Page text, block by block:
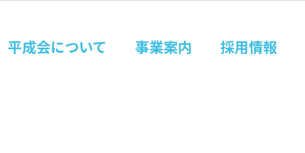
平成会について
事業案内 採用情報